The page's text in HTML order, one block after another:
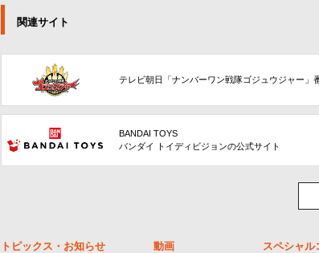
関連サイト
テレビ朝日「ナンバーワン戦隊ゴジュウジャー」
BANDAI TOYS
バンダイ トイディビジョンの公式サイト
トピックス・お知らせ 動画 スペシャル